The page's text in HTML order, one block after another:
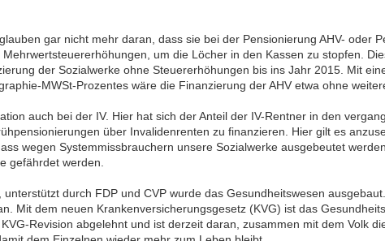
gar nicht mehr daran, dass sie bei der Pensionierung AHV- oder
um die Löcher in den Kassen zu stopfen.
der Sozialwerke ohne Steuererhöhungen bis ins Jahr 2015. Mit
MWSt-Prozentes wäre die Finanzierung der AHV etwa ohne
auch bei der IV. Hier hat sich der Anteil der IV-Rentner in den
über Invalidenrenten zu finanzieren. Hier gilt es
wegen Systemmissbrauchern unsere Sozialwerke ausgebeutet
gefährdet werden.
unterstützt durch FDP und CVP wurde das Gesundheitswesen
Mit dem neuen Krankenversicherungsgesetz (KVG) ist das
Revision abgelehnt und ist derzeit daran, zusammen mit dem Volk